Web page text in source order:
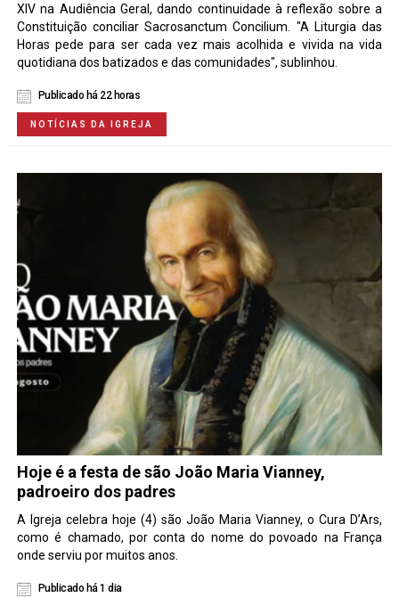
XIV na Audiência Geral, dando continuidade à reflexão sobre a
Constituição conciliar Sacrosanctum Concilium. "A Liturgia das
Horas pede para ser cada vez mais acolhida e vivida na vida
quotidiana dos batizados e das comunidades", sublinhou.
Publicado há 22 horas
NOTÍCIAS DA IGREJA
Hoje é a festa de são João Maria Vianney,
padroeiro dos padres
A Igreja celebra hoje (4) são João Maria Vianney, o Cura D’Ars,
como é chamado, por conta do nome do povoado na França
onde serviu por muitos anos.
Publicado há 1 dia